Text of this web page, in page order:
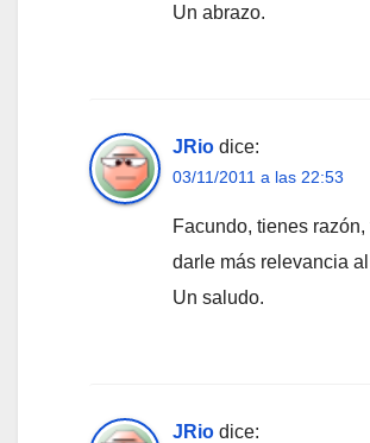
Un abrazo.
JRio dice:
03/11/2011 a las 22:53
Facundo, tienes
darle más relevancia
Un saludo.
JRio dice: